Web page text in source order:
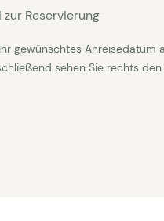
zur Reservierung
gewünschtes Anreisedatum
sehen Sie rechts